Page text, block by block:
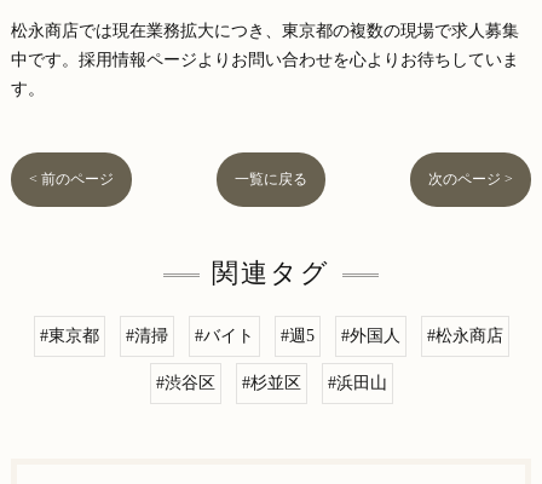
松永商店では現在業務拡大につき、東京都の複数の現場で求人募集
中です。採用情報ページよりお問い合わせを心よりお待ちしていま
す。
< 前のページ 一覧に戻る 次のページ >
関連タグ
#東京都 #清掃 #バイト #週5 #外国人 #松永商店
#渋谷区 #杉並区 #浜田山